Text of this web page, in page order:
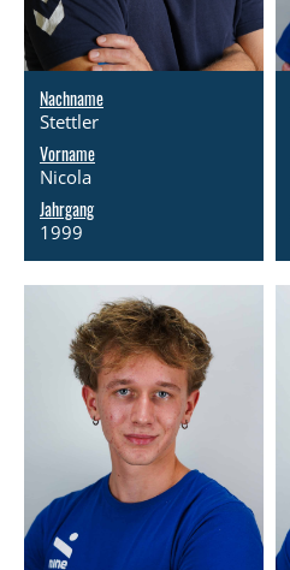
Nachname
Stettler
Vorname
Nicola
Jahrgang
1999